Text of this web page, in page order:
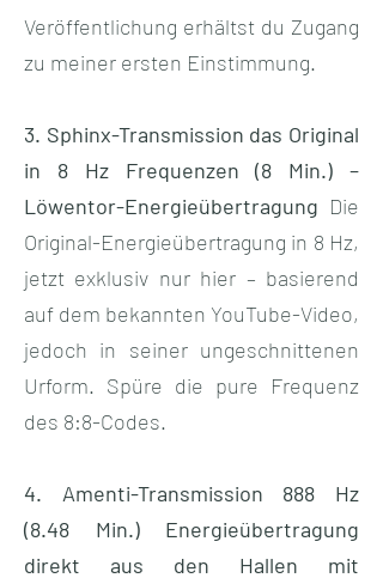
Veröffentlichung erhältst du Zugang
zu meiner ersten Einstimmung.
3. Sphinx-Transmission das Original
in 8 Hz Frequenzen (8 Min.) –
Löwentor-Energieübertragung Die
Original-Energieübertragung in 8 Hz,
jetzt exklusiv nur hier – basierend
auf dem bekannten YouTube-Video,
jedoch in seiner ungeschnittenen
Urform. Spüre die pure Frequenz
des 8:8-Codes.
4. Amenti-Transmission 888 Hz
(8.48 Min.) Energieübertragung
direkt aus den Hallen mit